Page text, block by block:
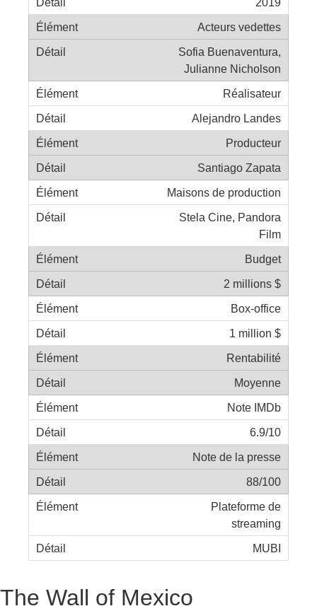
Acteurs vedettes
Sofia Buenaventura,
Julianne Nicholson
Réalisateur
Alejandro Landes
Producteur
Santiago Zapata
Maisons de production
Stela Cine, Pandora
Film
Budget
2 millions $
Box-office
1 million $
Rentabilité
Moyenne
Note IMDb
6.9/10
Note de la presse
88/100
Plateforme de
streaming
MUBI
The Wall of Mexico